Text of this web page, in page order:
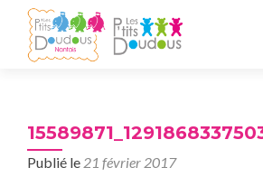
Publié le 21 février 2017